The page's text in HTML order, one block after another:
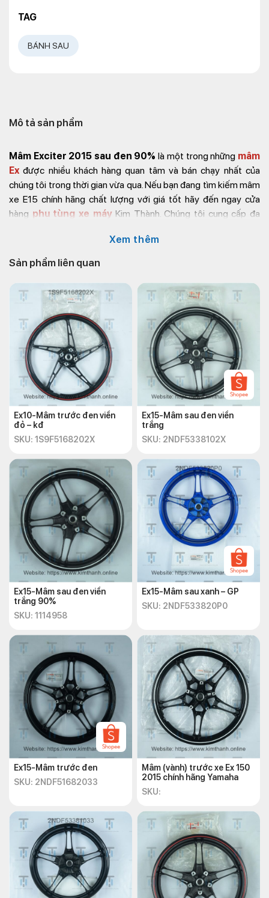
TAG
BÁNH SAU
Mô tả sản phẩm
Mâm Exciter 2015 sau đen 90% là một trong những mâm
Ex được nhiều khách hàng quan tâm và bán chạy nhất của
chúng tôi trong thời gian vừa qua. Nếu bạn đang tìm kiếm mâm
xe E15 chính hãng chất lượng với giá tốt hãy đến ngay cửa
hàng phụ tùng xe máyKim Thành. Chúng tôi cung cấp đa
KIM THÀNH – CUNG CẤP SỈ & LẺ PHỤ TÙNG XE
?Website
https://kimthanh.online/
?Địa chỉ: Số 72 – 74 Phạm Hữu Chí, P.12, Q.5,
TP.HCM
☎️Hotline: +842838547570
Xem thêm
Sản phẩm liên quan
Ex10-Mâm trước đen viền
đỏ – kđ
SKU: 1S9F5168202X
Ex15-Mâm sau đen viền
trắng
SKU: 2NDF5338102X
Ex15-Mâm sau đen viền
trắng 90%
SKU: 1114958
Ex15-Mâm sau xanh – GP
SKU: 2NDF533820P0
Ex15-Mâm trước đen
SKU: 2NDF51682033
Mâm (vành) trước xe Ex 150
2015 chính hãng Yamaha
SKU: